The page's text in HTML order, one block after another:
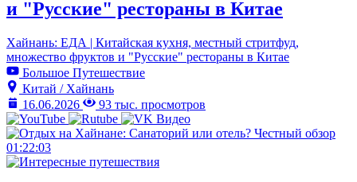
и "Русские" рестораны в Китае
Хайнань: ЕДА | Китайская кухня, местный стритфуд,
множество фруктов и "Русские" рестораны в Китае
Большое Путешествие
Китай / Хайнань
16.06.2026
93 тыс. просмотров
01:22:03